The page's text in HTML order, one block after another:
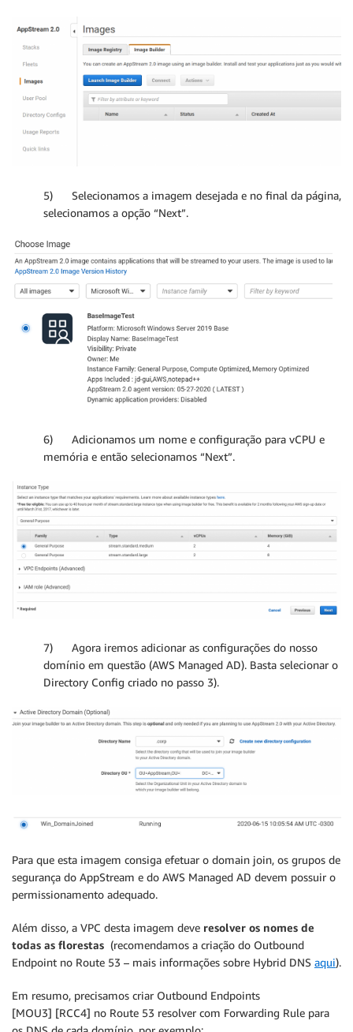
5) Selecionamos a imagem desejada e no final da página,
selecionamos a opção “Next”.
6) Adicionamos um nome e configuração para vCPU e
memória e então selecionamos “Next”.
7) Agora iremos adicionar as configurações do nosso
domínio em questão (AWS Managed AD). Basta selecionar o
Directory Config criado no passo 3).
Para que esta imagem consiga efetuar o domain join, os grupos de
segurança do AppStream e do AWS Managed AD devem possuir o
permissionamento adequado.
Além disso, a VPC desta imagem deve resolver os nomes de
todas as florestas (recomendamos a criação do Outbound
Endpoint no Route 53 – mais informações sobre Hybrid DNS aqui).
Em resumo, precisamos criar Outbound Endpoints
[MOU3] [RCC4] no Route 53 resolver com Forwarding Rule para